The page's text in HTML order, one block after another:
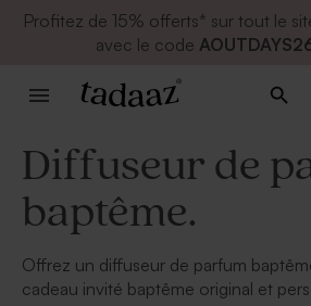
Profitez de 15% offerts* sur tout le
avec le code
Diffuseur de
baptême.
Offrez un diffuseur de parfum
cadeau invité baptême original et